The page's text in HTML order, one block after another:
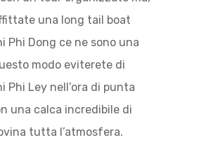
una long tail boat
Phi Dong ce ne sono una
modo eviterete di
Phi Ley nell’ora di punta
una calca incredibile di
tutta l’atmosfera.